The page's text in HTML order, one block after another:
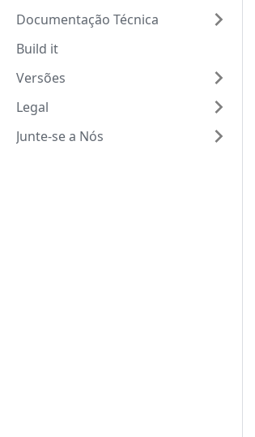
Documentação Técnica
Build it
Versões
Legal
Junte-se a Nós